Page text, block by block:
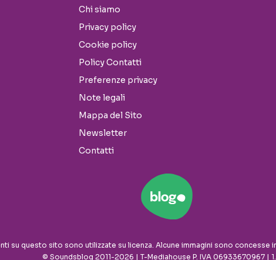
Chi siamo
Privacy policy
Cookie policy
Policy Contatti
Preferenze privacy
Note legali
Mappa del Sito
Newsletter
Contatti
su questo sito sono utilizzate su licenza. Alcune immagini sono concesse
© Soundsblog 2011-2026 | T-Mediahouse P. IVA 06933670967 |